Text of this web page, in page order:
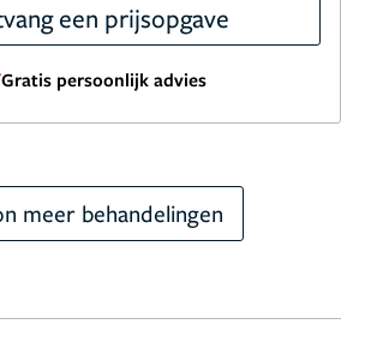
een prijsopgave
Gratis persoonlijk advies
meer behandelingen